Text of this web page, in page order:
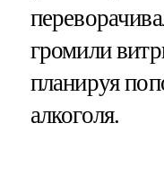
громили
планируя
алкоголя.